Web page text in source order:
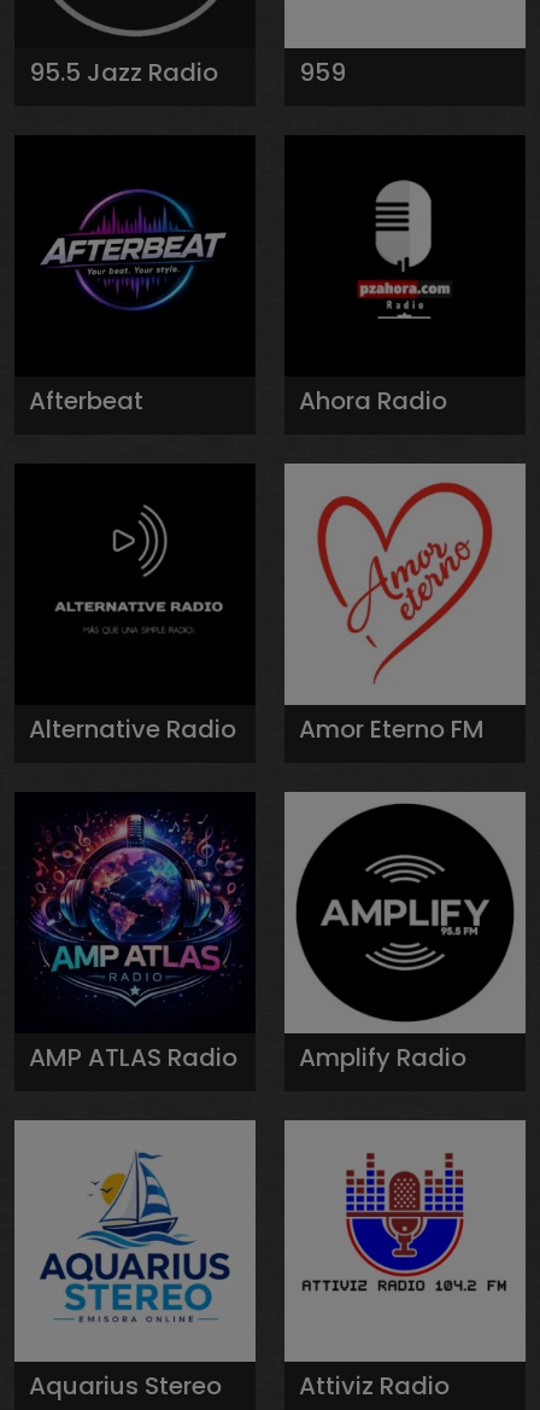
95.5 Jazz Radio 959
Afterbeat Ahora Radio
Alternative Radio Amor Eterno FM
AMP ATLAS Radio Amplify Radio
Aquarius Stereo Attiviz Radio